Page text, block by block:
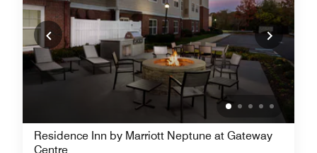
Residence Inn by Marriott Neptune at Gateway
Centre